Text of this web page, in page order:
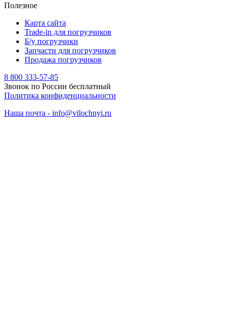
Полезное
Карта сайта
Trade-in для погрузчиков
Б/у погрузчики
Запчасти для погрузчиков
Продажа погрузчиков
8 800 333-57-85
Звонок по России бесплатный
Политика конфиденциальности
Наша почта - info@vilochnyi.ru